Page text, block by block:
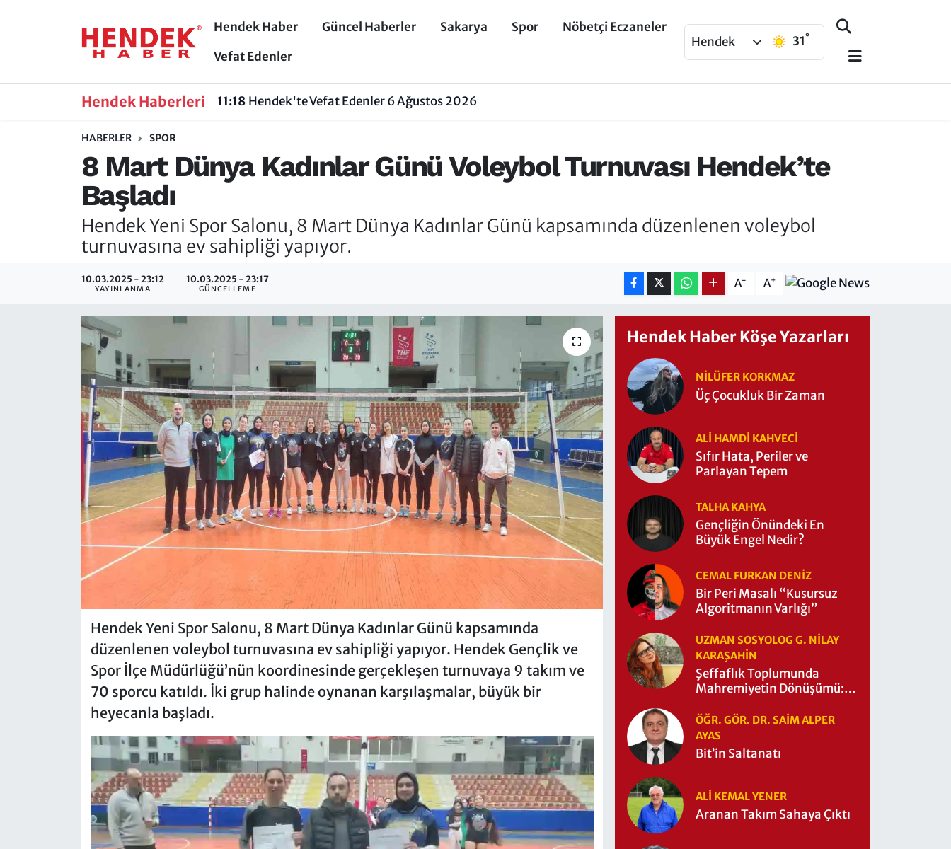
Hendek Haber Güncel Haberler Sakarya Spor
Nöbetçi Eczaneler
Vefat Edenler
Hendek 31°
Hendek Haberleri 11:18 Hendek'te Vefat Edenler 6 Ağustos 2026
HABERLER SPOR
8 Mart Dünya Kadınlar Günü Voleybol Turnuvası Hendek’te
Başladı
Hendek Yeni Spor Salonu, 8 Mart Dünya Kadınlar Günü kapsamında düzenlenen voleybol
turnuvasına ev sahipliği yapıyor.
10.03.2025 - 23:12
YAYINLANMA
10.03.2025 - 23:17
GÜNCELLEME A- A+
Hendek Yeni Spor Salonu, 8 Mart Dünya Kadınlar Günü kapsamında
düzenlenen voleybol turnuvasına ev sahipliği yapıyor. Hendek Gençlik ve
Spor İlçe Müdürlüğü’nün koordinesinde gerçekleşen turnuvaya 9 takım ve
70 sporcu katıldı. İki grup halinde oynanan karşılaşmalar, büyük bir
heyecanla başladı.
Hendek Haber Köşe Yazarları
NILÜFER KORKMAZ
Üç Çocukluk Bir Zaman
ALI HAMDI KAHVECİ
Sıfır Hata, Periler ve
Parlayan Tepem
TALHA KAHYA
Gençliğin Önündeki En
Büyük Engel Nedir?
CEMAL FURKAN DENİZ
Bir Peri Masalı “Kusursuz
Algoritmanın Varlığı”
UZMAN SOSYOLOG G. NILAY
KARAŞAHİN
Şeffaflık Toplumunda
Mahremiyetin Dönüşümü:
Zaman Yıkıldı?
ÖĞR. GÖR. DR. SAIM ALPER
AYAS
Bit’in Saltanatı
ALI KEMAL YENER
Aranan Takım Sahaya Çıktı
Hendek Haber
Nöbetçi Eczaneler
Vefat Edenler
Hendek Haber
Sakarya
Hakkında
Hendek Haber Reklam Servisi
Sakarya Nöbetçi Eczaneler
Süper Lig Puan Durumu ve Fikstür
Tüm Manşetler
Son Dakika Haberleri